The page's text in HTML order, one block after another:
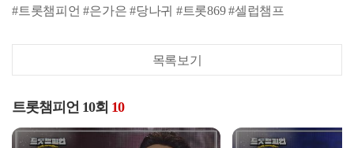
#트롯챔피언 #은가은 #당나귀 #트롯869 #셀럽챔프
목록보기
트롯챔피언 10회 10